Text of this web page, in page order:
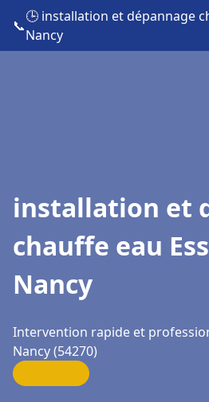
📞
🕒 installation et dépannage
Nancy
installation et
chauffe eau
Nancy
Intervention rapide et
Nancy (54270)